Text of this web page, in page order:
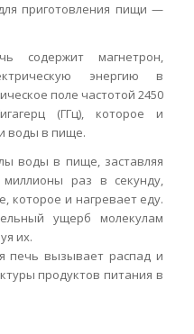
приготовления пищи —
содержит магнетрон,
энергию в
поле частотой 2450
(ГГц), которое и
воды в пище.
воды в пище, заставляя
раз в секунду,
которое и нагревает еду.
ущерб молекулам
их.
печь вызывает распад и
продуктов питания в